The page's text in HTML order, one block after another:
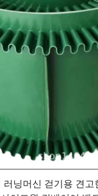
러닝머신 걷기용 견고